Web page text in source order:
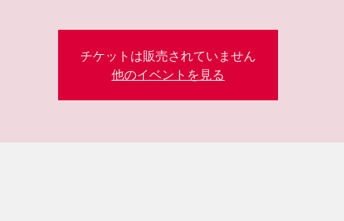
チケットは販売されていません
他のイベントを見る